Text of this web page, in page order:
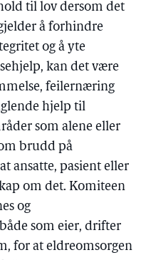
til lov dersom det
å forhindre
og å yte
kan det være
feilernæring
hjelp til
som alene eller
brudd på
ansatte, pasient eller
om det. Komiteen
og
som eier, drifter
for at eldreomsorgen